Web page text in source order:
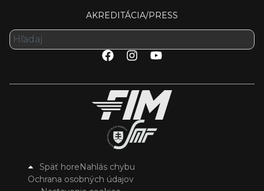
AKREDITÁCIA/PRESS
Späť horeNahlás chybu
Ochrana osobných údajov